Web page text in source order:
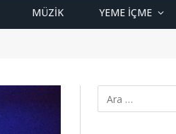
MÜZIK YEME İÇME